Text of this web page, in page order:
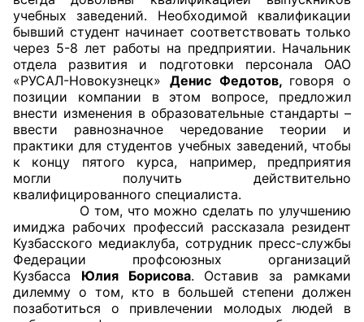
учебных заведений. Необходимой квалификации
бывший студент начинает соответствовать только
через 5-8 лет работы на предприятии. Начальник
отдела развития и подготовки персонала ОАО
«РУСАЛ-Новокузнецк» Денис Федотов, говоря о
позиции компании в этом вопросе, предложил
внести изменения в образовательные стандарты –
ввести равнозначное чередование теории и
практики для студентов учебных заведений, чтобы
к концу пятого курса, например, предприятия
могли получить действительно
квалифицированного специалиста.
О том, что можно сделать по улучшению
имиджа рабочих профессий рассказала резидент
Кузбасского медиаклуба, сотрудник пресс-службы
Федерации профсоюзных организаций
Кузбасса Юлия Борисова. Оставив за рамками
дилемму о том, кто в большей степени должен
позаботиться о привлечении молодых людей в